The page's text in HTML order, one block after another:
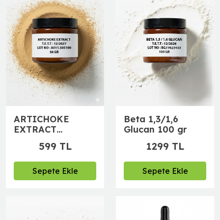
ARTICHOKE
EXTRACT
Ekstraktı)599 TL
Sepete Ekle
Beta 1,3/1,6
Glucan 100 gr
1299 TL
Sepete Ekle